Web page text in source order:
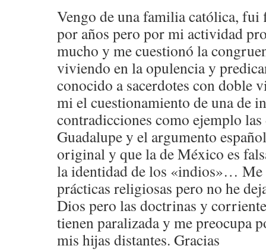
Vengo de una familia católica, fui
por años pero por mi actividad
mucho y me cuestionó la
viviendo en la opulencia y
conocido a sacerdotes con doble
mi el cuestionamiento de una de
contradicciones como ejemplo
Guadalupe y el argumento
original y que la de México es
la identidad de los «indios»… Me
prácticas religiosas pero no he
Dios pero las doctrinas y
tienen paralizada y me preocupa
mis hijas distantes. Gracias